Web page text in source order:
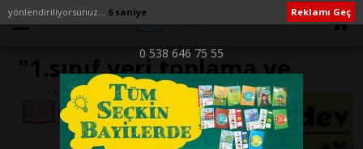
yönlendiriliyorsunuz... 6 saniye Reklamı Geç
0 538 646 75 55
"1.sınıf veri toplama ve
değerlendirme konu
anlatımı" ile İlişikli yazılar